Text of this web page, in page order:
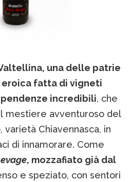
una delle patrie
fatta di vigneti
incredibili, che
mestiere avventuroso del
Chiavennasca, in
di innamorare. Come
, mozzafiato già dal
e speziato, con sentori